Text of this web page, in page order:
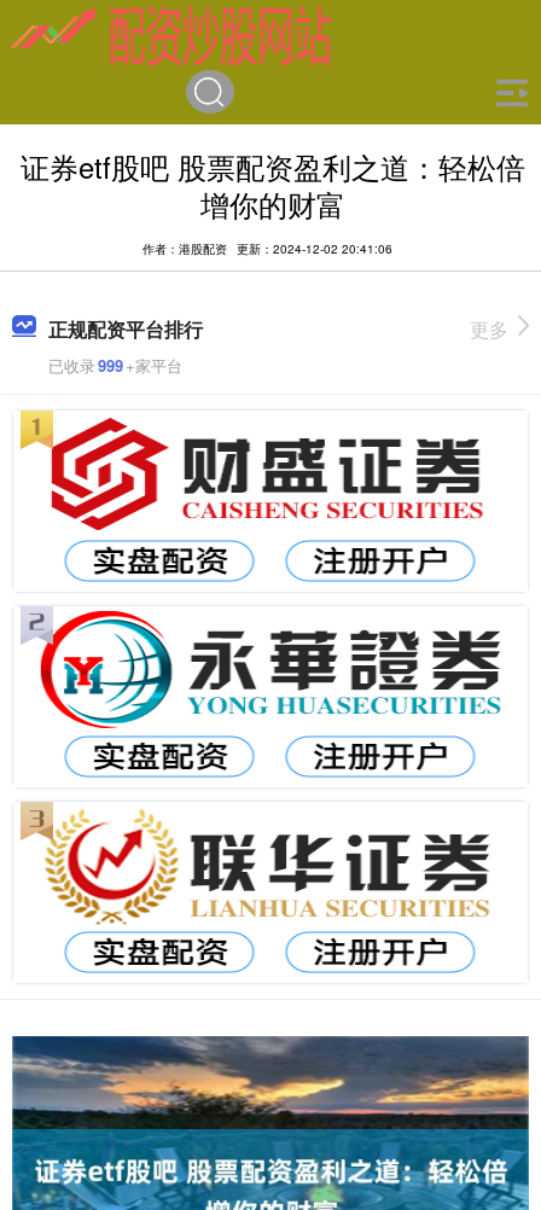
证券etf股吧 股票配资盈利之道：轻松倍
增你的财富
作者：港股配资 更新：2024-12-02 20:41:06
正规配资平台排行
已收录999+家平台
更多